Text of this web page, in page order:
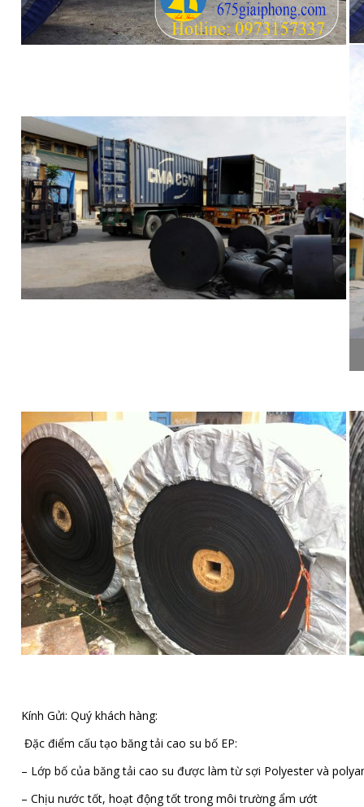
Kính Gửi: Quý khách hàng:
Đặc điểm cấu tạo băng tải cao su bố EP:
– Lớp bố của băng tải cao su được làm từ sợi Polyester và
– Chịu nước tốt, hoạt động tốt trong môi trường ẩm ướt